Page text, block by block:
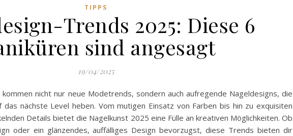
TIPPS
Trends 2025: Diese 6
sind angesagt
19/04/2025
nicht nur neue Modetrends, sondern auch aufregende Nageldesigns, die
das nächste Level heben. Vom mutigen Einsatz von Farben bis hin zu exquisiten
Details bietet die Nagelkunst 2025 eine Fülle an kreativen Möglichkeiten. Ob
oder ein glänzendes, auffälliges Design bevorzugst, diese Trends bieten dir